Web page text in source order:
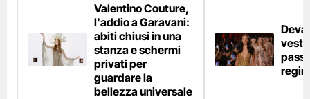
Valentino Couture,
l'addio a Garavani:
abiti chiusi in una
stanza e schermi
privati per
guardare la
bellezza universale
Deva